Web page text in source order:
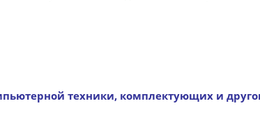
техники, комплектующих и